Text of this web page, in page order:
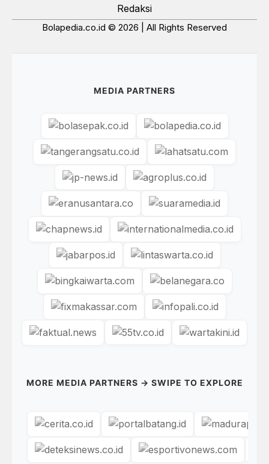
Redaksi
Bolapedia.co.id © 2026 | All Rights Reserved
MEDIA PARTNERS
MORE MEDIA PARTNERS → SWIPE TO EXPLORE